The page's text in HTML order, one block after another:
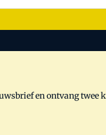
en ontvang twee